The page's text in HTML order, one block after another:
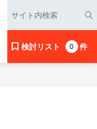
検討リスト 0 件